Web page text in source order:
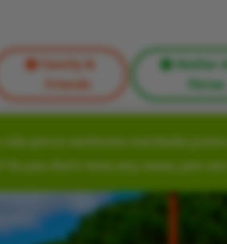
Family &
Friends
Atelier
Férias
perca nenhuma novidade junte-
you don’t miss any news, join